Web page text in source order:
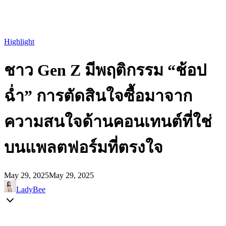
Highlight
ชาว Gen Z มีพฤติกรรม “ช้อป
ฉ่ำ” การตัดสินใจซื้อมาจาก
ความสนใจด้านคอนเทนต์ที่ใช่
บนแพลตฟอร์มที่ตรงใจ
May 29, 2025May 29, 2025
LadyBee